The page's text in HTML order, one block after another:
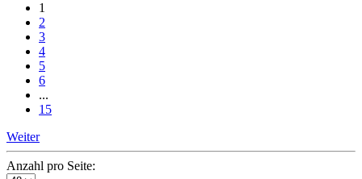
1
2
3
4
5
6
...
15
Weiter
Anzahl pro Seite: